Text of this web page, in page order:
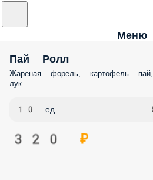
Меню
Пай Ролл
Жареная форель, картофель
лук
10 ед.
320 ₽